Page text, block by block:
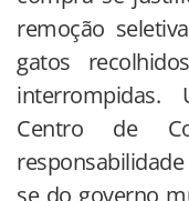
remoção
gatos
Centro de